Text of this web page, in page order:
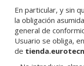
En particular, y sin
la obligación
general de
Usuario se obliga,
de